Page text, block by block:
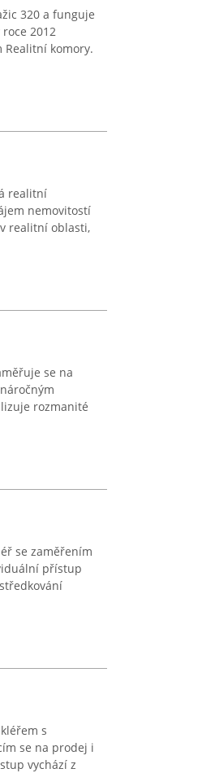
320 a funguje
2012
Realitní komory.
realitní
nemovitostí
realitní oblasti,
se na
rozmanité
se zaměřením
přístup
s
se na prodej i
vychází z